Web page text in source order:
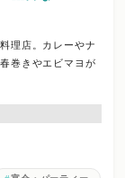
理店。カレーやナ
巻きやエビマヨが